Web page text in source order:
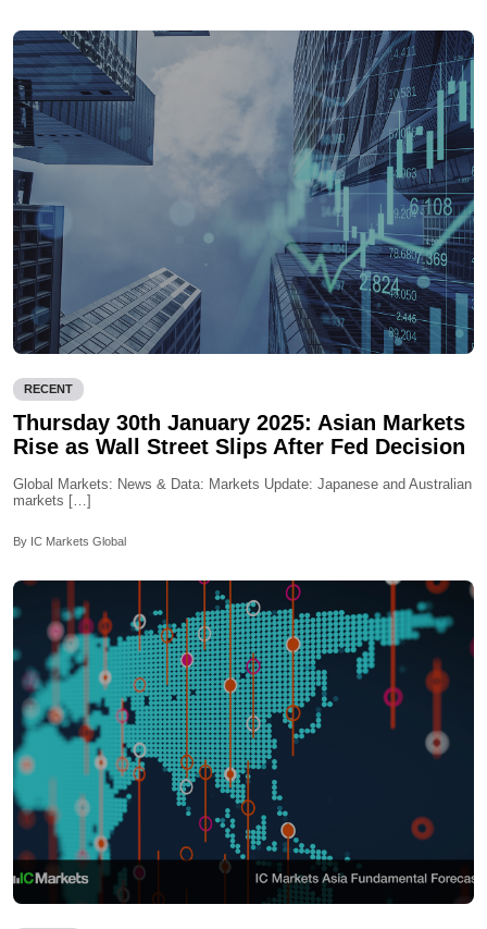
RECENT
Thursday 30th January 2025: Asian Markets
Rise as Wall Street Slips After Fed Decision
Global Markets: News & Data: Markets Update: Japanese and Australian
markets […]
By IC Markets Global